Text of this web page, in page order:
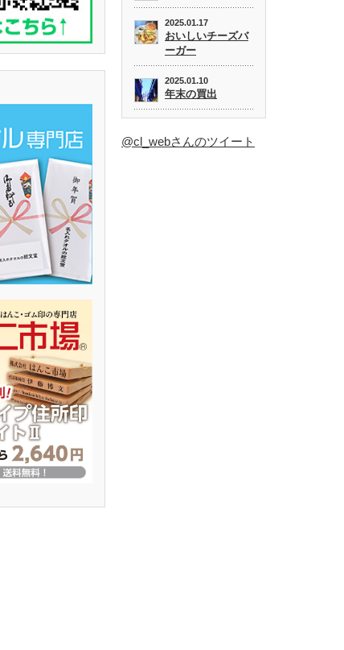
2025.01.17
おいしいチーズバ
ーガー
2025.01.10
年末の買出
@cl_webさんのツイート